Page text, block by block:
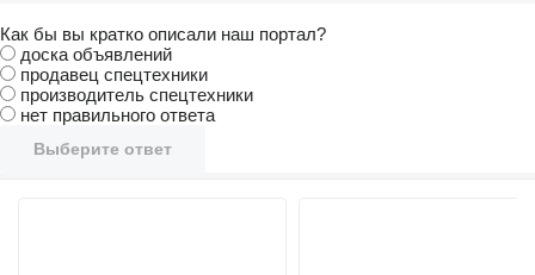
Как бы вы кратко описали наш портал?
доска объявлений
продавец спецтехники
производитель спецтехники
нет правильного ответа
Выберите ответ